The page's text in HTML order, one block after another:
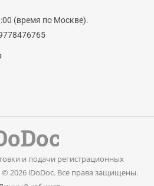
(время по Москве).
и подачи регистрационных
2026 iDoDoc. Все права защищены.